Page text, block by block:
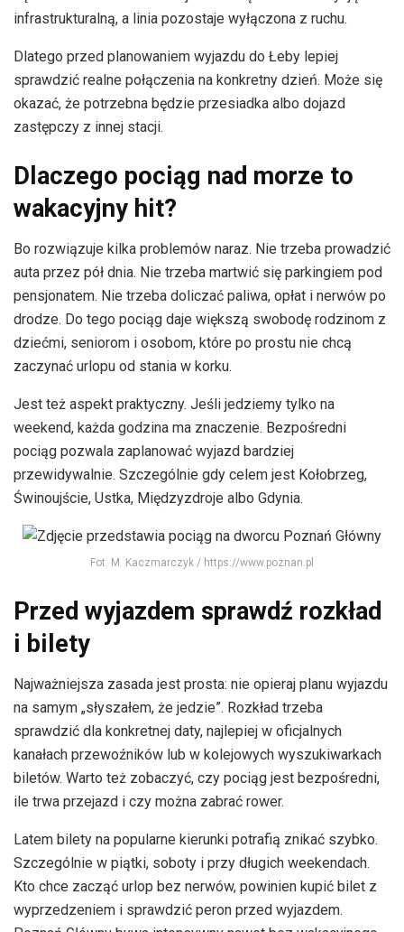
infrastrukturalną, a linia pozostaje wyłączona z ruchu.
Dlatego przed planowaniem wyjazdu do Łeby lepiej
sprawdzić realne połączenia na konkretny dzień. Może się
okazać, że potrzebna będzie przesiadka albo dojazd
zastępczy z innej stacji.
Dlaczego pociąg nad morze to
wakacyjny hit?
Bo rozwiązuje kilka problemów naraz. Nie trzeba prowadzić
auta przez pół dnia. Nie trzeba martwić się parkingiem pod
pensjonatem. Nie trzeba doliczać paliwa, opłat i nerwów po
drodze. Do tego pociąg daje większą swobodę rodzinom z
dziećmi, seniorom i osobom, które po prostu nie chcą
zaczynać urlopu od stania w korku.
Jest też aspekt praktyczny. Jeśli jedziemy tylko na
weekend, każda godzina ma znaczenie. Bezpośredni
pociąg pozwala zaplanować wyjazd bardziej
przewidywalnie. Szczególnie gdy celem jest Kołobrzeg,
Świnoujście, Ustka, Międzyzdroje albo Gdynia.
Fot. M. Kaczmarczyk / https://www.poznan.pl
Przed wyjazdem sprawdź rozkład
i bilety
Najważniejsza zasada jest prosta: nie opieraj planu wyjazdu
na samym „słyszałem, że jedzie”. Rozkład trzeba
sprawdzić dla konkretnej daty, najlepiej w oficjalnych
kanałach przewoźników lub w kolejowych wyszukiwarkach
biletów. Warto też zobaczyć, czy pociąg jest bezpośredni,
ile trwa przejazd i czy można zabrać rower.
Latem bilety na popularne kierunki potrafią znikać szybko.
Szczególnie w piątki, soboty i przy długich weekendach.
Kto chce zacząć urlop bez nerwów, powinien kupić bilet z
wyprzedzeniem i sprawdzić peron przed wyjazdem.